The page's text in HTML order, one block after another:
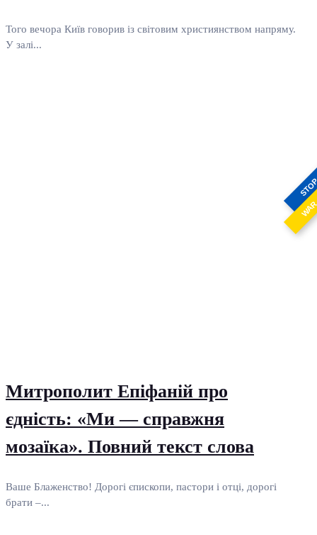
Того вечора Київ говорив із світовим християнством напряму.
У залі...
Митрополит Епіфаній про
єдність: «Ми — справжня
мозаїка». Повний текст слова
Ваше Блаженство! Дорогі єпископи, пастори і отці, дорогі
брати –...